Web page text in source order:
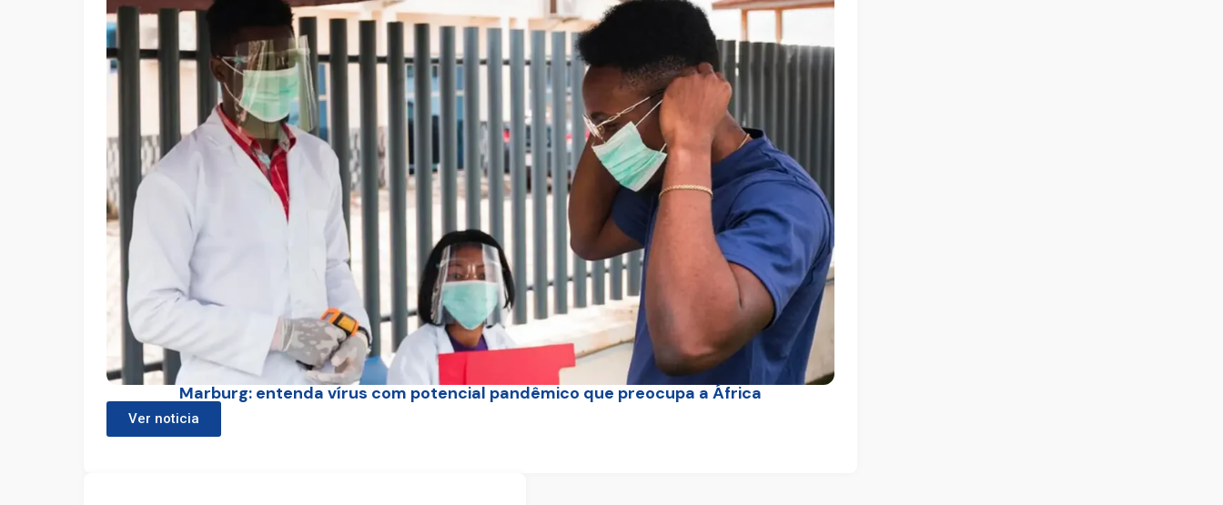
Marburg: entenda vírus com potencial pandêmico que preocupa a África
Ver noticia